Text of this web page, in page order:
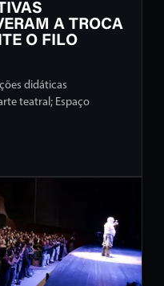
A TROCA
O FILO
didáticas
teatral; Espaço